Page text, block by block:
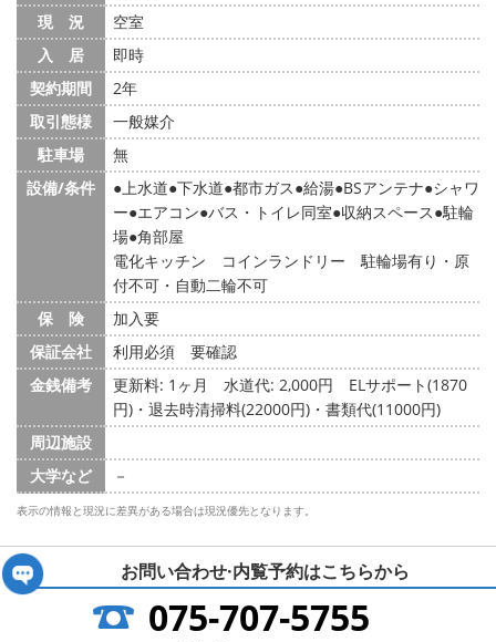
現 況
空室
入 居
即時
契約期間
2年
取引態様
一般媒介
駐車場
無
設備/条件
上水道 下水道 都市ガス 給湯 BSアンテナ シャワ
ー エアコン バス・トイレ同室 収納スペース 駐輪
場 角部屋
電化キッチン コインランドリー 駐輪場有り・原
付不可・自動二輪不可
保 険
加入要
保証会社
利用必須 要確認
金銭備考
更新料: 1ヶ月 水道代: 2,000円
ELサポート(1870
円)・退去時清掃料(22000円)・書類代(11000円)
周辺施設
大学など
－
表示の情報と現況に差異がある場合は現況優先となります。
お問い合わせ·内覧予約はこちらから
075-707-5755